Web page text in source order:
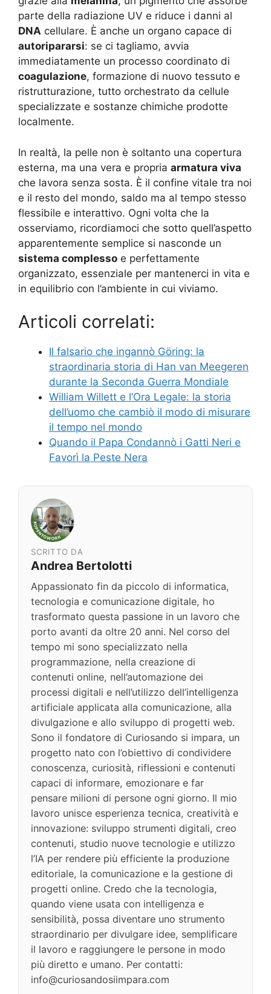
parte della radiazione UV e riduce i danni al
DNA cellulare. È anche un organo capace di
autoripararsi: se ci tagliamo, avvia
immediatamente un processo coordinato di
coagulazione, formazione di nuovo tessuto e
ristrutturazione, tutto orchestrato da cellule
specializzate e sostanze chimiche prodotte
localmente.
In realtà, la pelle non è soltanto una copertura
esterna, ma una vera e propria armatura viva
che lavora senza sosta. È il confine vitale tra noi
e il resto del mondo, saldo ma al tempo stesso
flessibile e interattivo. Ogni volta che la
osserviamo, ricordiamoci che sotto quell’aspetto
apparentemente semplice si nasconde un
sistema complesso e perfettamente
organizzato, essenziale per mantenerci in vita e
in equilibrio con l’ambiente in cui viviamo.
Articoli correlati:
Il falsario che ingannò Göring: la
straordinaria storia di Han van Meegeren
durante la Seconda Guerra Mondiale
William Willett e l’Ora Legale: la storia
dell’uomo che cambiò il modo di misurare
il tempo nel mondo
Quando il Papa Condannò i Gatti Neri e
Favorì la Peste Nera
SCRITTO DA
Andrea Bertolotti
Appassionato fin da piccolo di informatica,
tecnologia e comunicazione digitale, ho
trasformato questa passione in un lavoro che
porto avanti da oltre 20 anni. Nel corso del
tempo mi sono specializzato nella
programmazione, nella creazione di
contenuti online, nell’automazione dei
processi digitali e nell’utilizzo dell’intelligenza
artificiale applicata alla comunicazione, alla
divulgazione e allo sviluppo di progetti web.
Sono il fondatore di Curiosando si impara, un
progetto nato con l’obiettivo di condividere
conoscenza, curiosità, riflessioni e contenuti
capaci di informare, emozionare e far
pensare milioni di persone ogni giorno. Il mio
lavoro unisce esperienza tecnica, creatività e
innovazione: sviluppo strumenti digitali, creo
contenuti, studio nuove tecnologie e utilizzo
l’IA per rendere più efficiente la produzione
editoriale, la comunicazione e la gestione di
progetti online. Credo che la tecnologia,
quando viene usata con intelligenza e
sensibilità, possa diventare uno strumento
straordinario per divulgare idee, semplificare
il lavoro e raggiungere le persone in modo
più diretto e umano. Per contatti:
info@curiosandosiimpara.com